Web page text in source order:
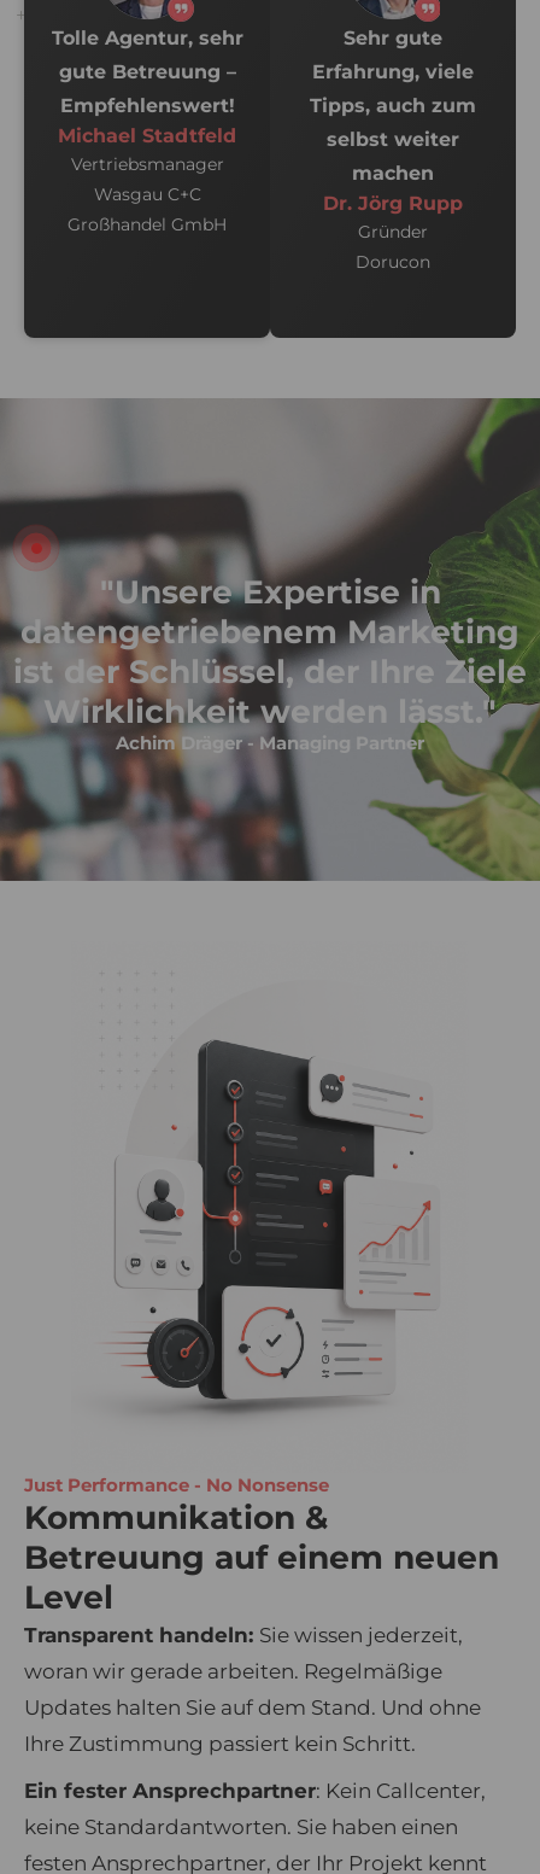
Tolle Agentur, sehr
gute Betreuung –
Empfehlenswert!
Michael Stadtfeld
Vertriebsmanager
Wasgau C+C
Großhandel GmbH
Sehr gute
Erfahrung, viele
Tipps, auch zum
selbst weiter
machen
Dr. Jörg Rupp
Gründer
Dorucon
"Unsere Expertise in
datengetriebenem Marketing
ist der Schlüssel, der Ihre Ziele
Wirklichkeit werden lässt."
Achim Dräger - Managing Partner
Just Performance - No Nonsense
Kommunikation &
Betreuung auf einem neuen
Level
Transparent handeln: Sie wissen jederzeit,
woran wir gerade arbeiten. Regelmäßige
Updates halten Sie auf dem Stand. Und ohne
Ihre Zustimmung passiert kein Schritt.
Ein fester Ansprechpartner: Kein Callcenter,
keine Standardantworten. Sie haben einen
festen Ansprechpartner, der Ihr Projekt kennt